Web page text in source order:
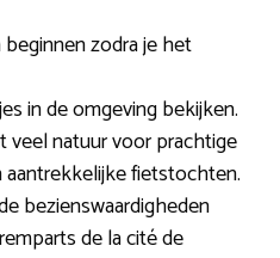
zodra je het
in de omgeving bekijken.
veel natuur voor prachtige
fietstochten.
bezienswaardigheden
de la cité de